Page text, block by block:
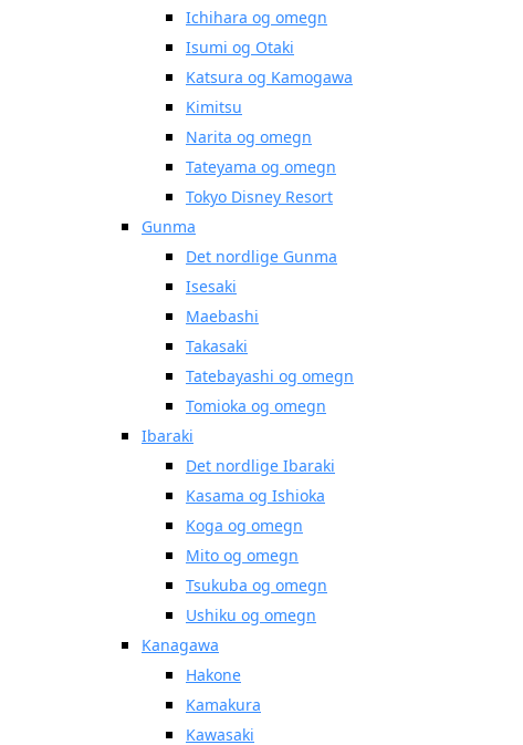
Ichihara og omegn
Isumi og Otaki
Katsura og Kamogawa
Kimitsu
Narita og omegn
Tateyama og omegn
Tokyo Disney Resort
Gunma
Det nordlige Gunma
Isesaki
Maebashi
Takasaki
Tatebayashi og omegn
Tomioka og omegn
Ibaraki
Det nordlige Ibaraki
Kasama og Ishioka
Koga og omegn
Mito og omegn
Tsukuba og omegn
Ushiku og omegn
Kanagawa
Hakone
Kamakura
Kawasaki